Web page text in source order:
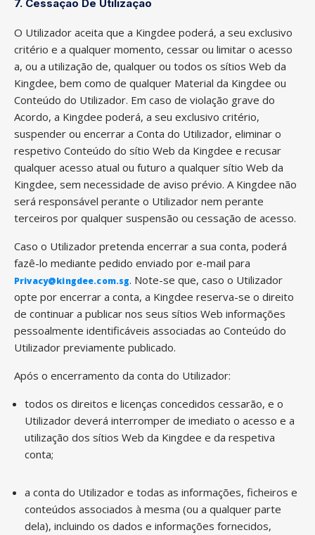
7. Cessação De Utilização
O Utilizador aceita que a Kingdee poderá, a seu exclusivo
critério e a qualquer momento, cessar ou limitar o acesso
a, ou a utilização de, qualquer ou todos os sítios Web da
Kingdee, bem como de qualquer Material da Kingdee ou
Conteúdo do Utilizador. Em caso de violação grave do
Acordo, a Kingdee poderá, a seu exclusivo critério,
suspender ou encerrar a Conta do Utilizador, eliminar o
respetivo Conteúdo do sítio Web da Kingdee e recusar
qualquer acesso atual ou futuro a qualquer sítio Web da
Kingdee, sem necessidade de aviso prévio. A Kingdee não
será responsável perante o Utilizador nem perante
terceiros por qualquer suspensão ou cessação de acesso.
Caso o Utilizador pretenda encerrar a sua conta, poderá
fazê-lo mediante pedido enviado por e-mail para
Privacy@kingdee.com.sg. Note-se que, caso o Utilizador
opte por encerrar a conta, a Kingdee reserva-se o direito
de continuar a publicar nos seus sítios Web informações
pessoalmente identificáveis associadas ao Conteúdo do
Utilizador previamente publicado.
Após o encerramento da conta do Utilizador:
todos os direitos e licenças concedidos cessarão, e o
Utilizador deverá interromper de imediato o acesso e a
utilização dos sítios Web da Kingdee e da respetiva
conta;
a conta do Utilizador e todas as informações, ficheiros e
conteúdos associados à mesma (ou a qualquer parte
dela), incluindo os dados e informações fornecidos,